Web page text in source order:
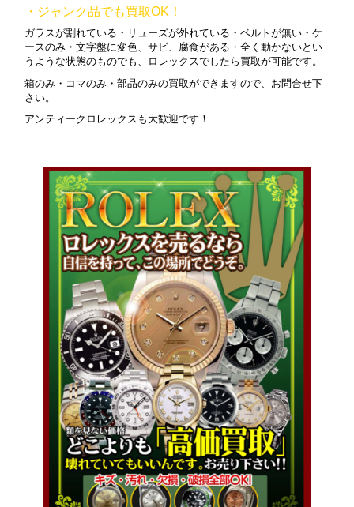
・ジャンク品でも買取OK！
ガラスが割れている・リューズが外れている・ベルトが無い・ケ
ースのみ・文字盤に変色、サビ、腐食がある・全く動かないとい
うような状態のものでも、ロレックスでしたら買取が可能です。
箱のみ・コマのみ・部品のみの買取ができますので、お問合せ下
さい。
アンティークロレックスも大歓迎です！